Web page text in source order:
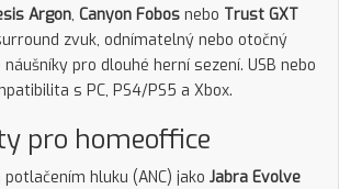
Argon, Canyon Fobos nebo Trust GXT
zvuk, odnímatelný nebo otočný
pro dlouhé herní sezení. USB nebo
s PC, PS4/PS5 a Xbox.
pro homeoffice
hluku (ANC) jako Jabra Evolve